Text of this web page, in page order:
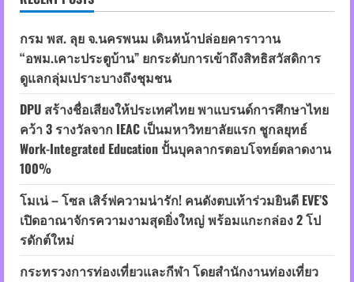
กรม พส. ลุย จ.นครพนม เดินหน้าปล่อยคาราวาน
“อพม.เคาะประตูบ้าน” ยกระดับการเข้าถึงสิทธิสวัสดิการ
ดูแลกลุ่มเปราะบางถึงชุมชน
DPU สร้างชื่อเสียงให้ประเทศไทย พาแบรนด์การศึกษาไทย
คว้า 3 รางวัลจาก IEAC เป็นมหาวิทยาลัยแรก ชูกลยุทธ์
Work-Integrated Education ปั้นบุคลากรตอบโจทย์ตลาดงาน
100%
โมเน่ – โซล เสิร์ฟความน่ารัก! คนดังตบเท้าร่วมยินดี EVE’S
เปิดอาณาจักรความงามสุดยิ่งใหญ่ พร้อมแกะกล่อง 2 โป
รดักต์ใหม่
กระทรวงการท่องเที่ยวและกีฬา โดยสำนักงานท่องเที่ยว